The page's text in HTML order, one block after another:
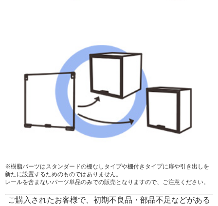
※樹脂パーツはスタンダードの棚なしタイプや棚付きタイプに扉や引き出しを
新たに設置するためのものではありません。
レールを含まないパーツ単品のみでの販売となりますので、ご注意ください。
ご購入されたお客様で、初期不良品・部品不足などがある